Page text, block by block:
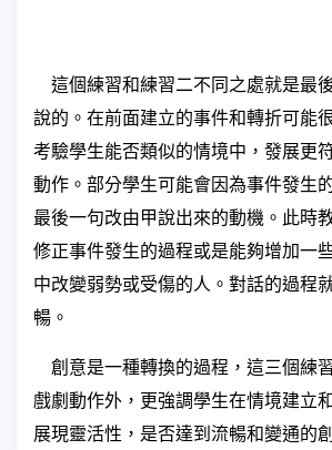
這個練習和練習二不同之處就是最
說的。在前面建立的事件和轉折可能
考驗學生能否類似的情境中，發展更
動作。部分學生可能會因為事件發生
最後一句改由甲說出來的動機。此時
修正事件發生的過程或是能夠增加一
中改變弱勢或受傷的人。對話的過程
暢。
創意是一種轉換的過程，這三個練
戲劇動作外，更強調學生在情境建立
展現靈活性，是否達到流暢和變通的